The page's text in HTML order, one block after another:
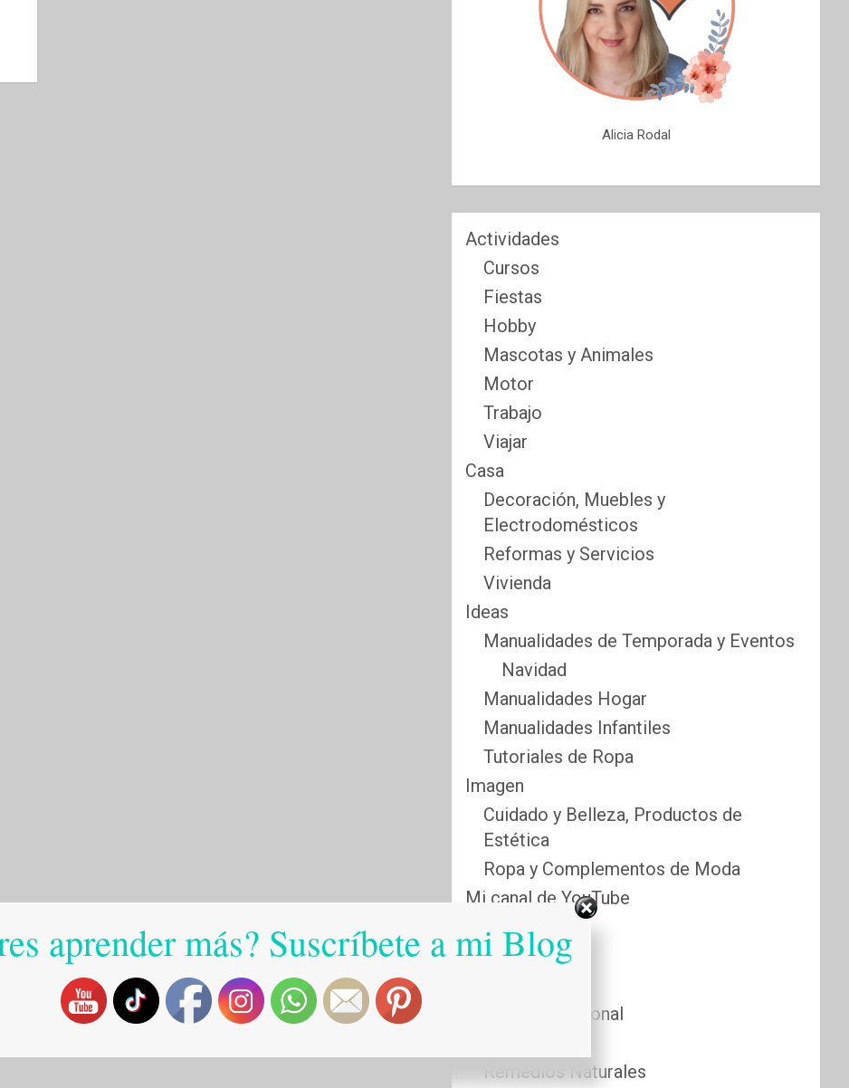
Alicia Rodal
Actividades
Cursos
Fiestas
Hobby
Mascotas y Animales
Motor
Trabajo
Viajar
Casa
Decoración, Muebles y
Electrodomésticos
Reformas y Servicios
Vivienda
Ideas
Manualidades de Temporada y Eventos
Navidad
Manualidades Hogar
Manualidades Infantiles
Tutoriales de Ropa
Imagen
Cuidado y Belleza, Productos de
Estética
Ropa y Complementos de Moda
Mi canal de YouTube
Sabias que…
Salud
Cuidado Personal
Remedios Naturales
aprender más? Suscríbete a mi Blog